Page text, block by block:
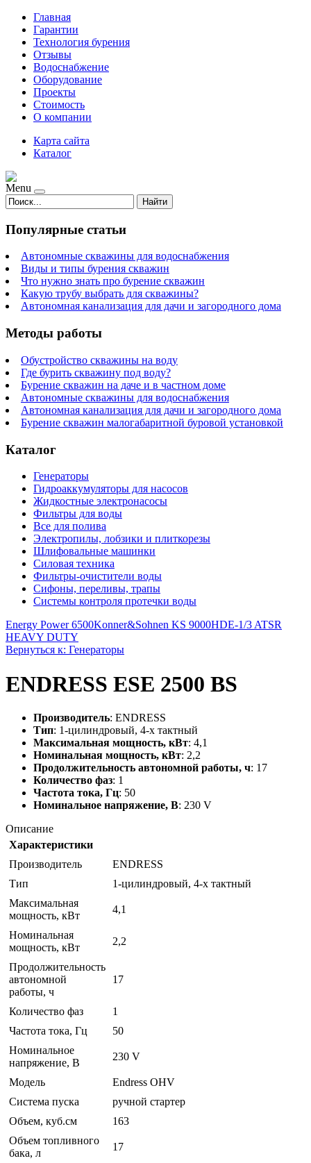
Главная
Гарантии
Технология бурения
Отзывы
Водоснабжение
Оборудование
Проекты
Стоимость
О компании
Карта сайта
Каталог
Menu
Найти
Популярные статьи
Автономные скважины для водоснабжения
Виды и типы бурения скважин
Что нужно знать про бурение скважин
Какую трубу выбрать для скважины?
Автономная канализация для дачи и загородного дома
Методы работы
Обустройство скважины на воду
Где бурить скважину под воду?
Бурение скважин на даче и в частном доме
Автономные скважины для водоснабжения
Автономная канализация для дачи и загородного дома
Бурение скважин малогабаритной буровой установкой
Каталог
Генераторы
Гидроаккумуляторы для насосов
Жидкостные электронасосы
Фильтры для воды
Все для полива
Электропилы, лобзики и плиткорезы
Шлифовальные машинки
Силовая техника
Фильтры-очистители воды
Сифоны, переливы, трапы
Системы контроля протечки воды
Energy Power 6500Konner&Sohnen KS 9000HDE-1/3 ATSR
HEAVY DUTY
Вернуться к: Генераторы
ENDRESS ESE 2500 BS
Производитель: ENDRESS
Тип: 1-цилиндровый, 4-х тактный
Максимальная мощность, кВт: 4,1
Номинальная мощность, кВт: 2,2
Продолжительность автономной работы, ч: 17
Количество фаз: 1
Частота тока, Гц: 50
Номинальное напряжение, В: 230 V
Описание
Характеристики
Производитель
ENDRESS
Тип
1-цилиндровый, 4-х тактный
Максимальная
мощность, кВт
4,1
Номинальная
мощность, кВт
2,2
Продолжительность
автономной
работы, ч
17
Количество фаз
1
Частота тока, Гц
50
Номинальное
напряжение, В
230 V
Модель
Endress OHV
Система пуска
ручной стартер
Объем, куб.см
163
Объем топливного
бака, л
17